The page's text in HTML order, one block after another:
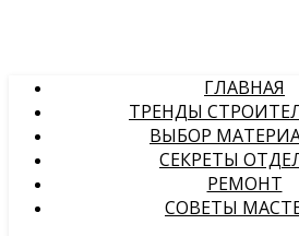
ГЛАВНАЯ
ТРЕНДЫ
ВЫБОР
СЕКРЕТЫ
РЕМОНТ
СОВЕТЫ